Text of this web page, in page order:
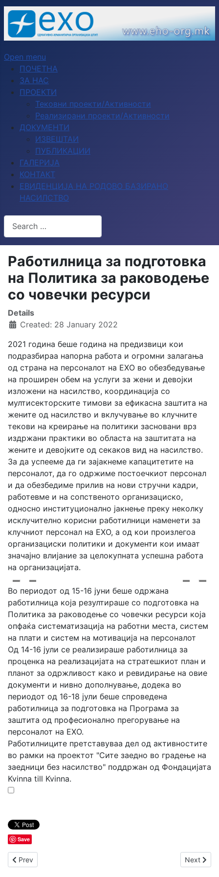
Open menu
ПОЧЕТНА
ЗА НАС
ПРОЕКТИ
Тековни проекти/Активности
Реализирани проекти/Активности
ДОКУМЕНТИ
ИЗВЕШТАИ
ПУБЛИКАЦИИ
ГАЛЕРИЈА
КОНТАКТ
ЕВИДЕНЦИЈА НА РОДОВО БАЗИРАНО
НАСИЛСТВО
Search
Type 2 or more characters for results.
Работилница за подготовка
на Политика за раководење
со човечки ресурси
Details
Created: 28 January 2022
2021 година беше година на предизвици кои
подразбираа напорна работа и огромни залагања
од страна на персоналот на ЕХО во обезбедување
на проширен обем на услуги за жени и девојки
изложени на насилство, координација со
мултисекторските тимови за ефикасна заштита на
жените од насилство и вклучување во клучните
текови на креирање на политики засновани врз
издржани практики во областа на заштитата на
жените и девојките од секаков вид на насилство.
За да успееме да ги зајакнеме капацитетите на
персоналот, да го одржиме постоечкиот персонал
и да обезбедиме прилив на нови стручни кадри,
работевме и на сопственото организациско,
односно институционално јакнење преку неколку
исклучително корисни работилници наменети за
клучниот персонал на ЕХО, а од кои произлегоа
организациски политики и документи кои имаат
значајно влијание за целокупната успешна работа
на организацијата.
Во периодот од 15-16 јуни беше одржана
работилница која резултираше со подготовка на
Политика за раководење со човечки ресурси која
опфаќа систематизација на работни места, систем
на плати и систем на мотивација на персоналот
Од 14-16 јули се реализираше работилница за
проценка на реализацијата на стратешкиот план и
планот за одржливост како и ревидирање на овие
документи и нивно дополнување, додека во
периодот од 16-18 јули беше спроведена
работилница за подготовка на Програма за
заштита од професионално прегорување на
персоналот на ЕХО.
Работилниците претставуваа дел од активностите
во рамки на проектот "Сите заедно во градење на
заедници без насилство" поддржан од Фондацијата
Kvinna till Kvinna.
Save
Previous article: Иницијатива на жените од Ново село за
Prev Next
Next